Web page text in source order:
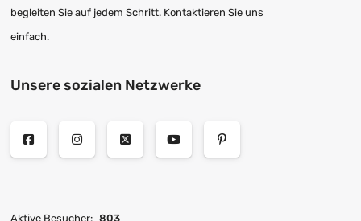
begleiten Sie auf jedem Schritt. Kontaktieren Sie uns
einfach.
Unsere sozialen Netzwerke
Aktive Besucher: 803